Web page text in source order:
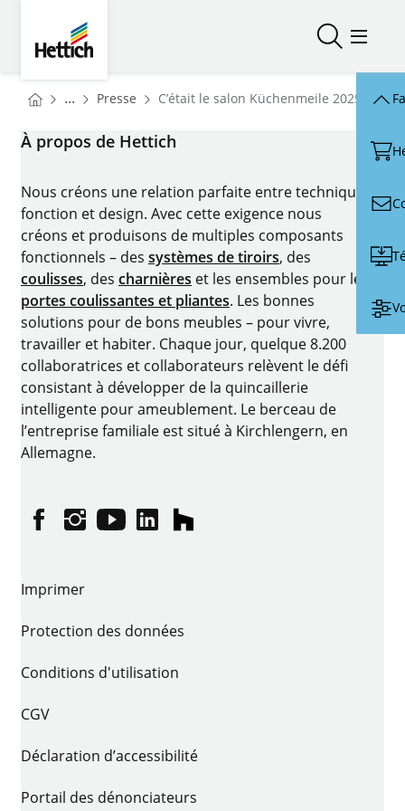
Ouvrir/
You are here:
Homepage
... Presse Homepage
C’était le salon Küchenmeile 2025 :
À propos de Hettich
Nous créons une relation parfaite entre technique,
fonction et design. Avec cette exigence nous
créons et produisons de multiples composants
fonctionnels – des systèmes de tiroirs, des
coulisses, des charnières et les ensembles pour les
portes coulissantes et pliantes. Les bonnes
solutions pour de bons meubles – pour vivre,
travailler et habiter. Chaque jour, quelque 8.200
collaboratrices et collaborateurs relèvent le défi
consistant à développer de la quincaillerie
intelligente pour ameublement. Le berceau de
l’entreprise familiale est situé à Kirchlengern, en
Allemagne.
FacebookInstagram
YouTubelinkedinhouzz
Imprimer
Protection des données
Conditions d'utilisation
CGV
Déclaration d’accessibilité
Portail des dénonciateurs